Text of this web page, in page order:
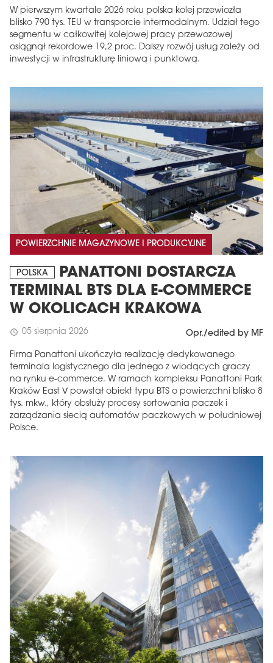
W pierwszym kwartale 2026 roku polska kolej przewiozła
blisko 790 tys. TEU w transporcie intermodalnym. Udział tego
segmentu w całkowitej kolejowej pracy przewozowej
osiągnął rekordowe 19,2 proc. Dalszy rozwój usług zależy od
inwestycji w infrastrukturę liniową i punktową.
POWIERZCHNIE MAGAZYNOWE I PRODUKCYJNE
POLSKA
PANATTONI DOSTARCZA
TERMINAL BTS DLA E-COMMERCE
W OKOLICACH KRAKOWA
schedule 05 sierpnia 2026 Opr./edited by MF
Firma Panattoni ukończyła realizację dedykowanego
terminala logistycznego dla jednego z wiodących graczy
na rynku e-commerce. W ramach kompleksu Panattoni Park
Kraków East V powstał obiekt typu BTS o powierzchni blisko 8
tys. mkw., który obsłuży procesy sortowania paczek i
zarządzania siecią automatów paczkowych w południowej
Polsce.